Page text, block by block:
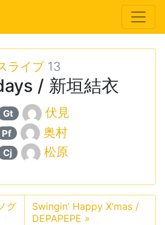
ライブ13
/ 新垣結衣
Gt 伏見
Pf 奥村
Cj 松原
グ
Swingin’ Happy X’mas /
DEPAPEPE »